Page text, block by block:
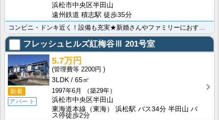
浜松市中央区半田山
遠州鉄道 積志駅 徒歩35分
フレッシュヒルズ紅梅谷Ⅲ 201号室
新着
アパート
5.7万円
2200円
3LDK
65㎡
1997年6月
（築29年）
浜松市中央区半田山
東海道本線（東海） 浜松駅 バス34分 半田山 バ
ス停徒歩2分